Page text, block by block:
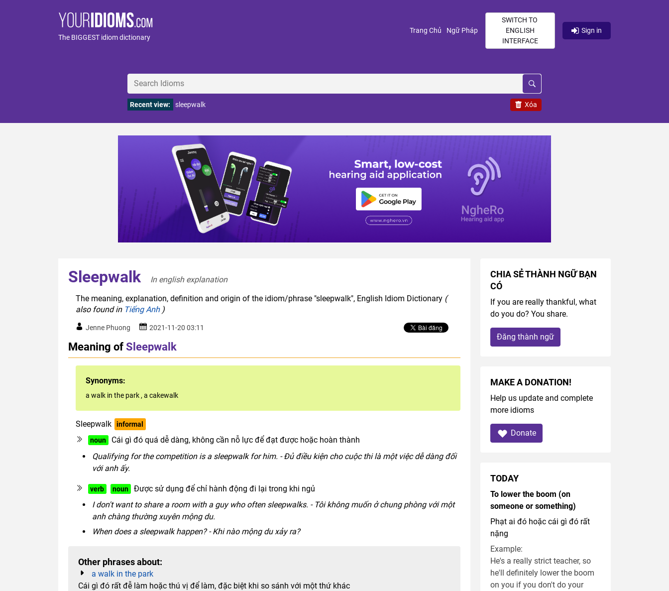
The BIGGEST idiom dictionary
Trang Chủ (current)
Ngữ Pháp(current)
SWITCH TO
ENGLISH
INTERFACE
Sign in
Xóa
Recent view: sleepwalk
Sleepwalk
In english explanation
The meaning, explanation, definition and origin of the idiom/phrase "sleepwalk", English Idiom Dictionary (
also found in Tiếng Anh)
Jenne Phuong 2021-11-20 03:11
Meaning ofSleepwalk
Synonyms:
a walk in the park , a cakewalk
Sleepwalk informal
noun
Cái gì đó quá dễ dàng, không cần nỗ lực để đạt được hoặc hoàn thành
Qualifying for the competition is a sleepwalk for him. - Đủ điều kiện cho cuộc thi là một việc dễ dàng đối
với anh ấy.
verb noun
Được sử dụng để chỉ hành động đi lại trong khi ngủ
I don't want to share a room with a guy who often sleepwalks. - Tôi không muốn ở chung phòng với một
anh chàng thường xuyên mộng du.
When does a sleepwalk happen? - Khi nào mộng du xảy ra?
Other phrases about:
a walk in the park
Cái gì đó rất đễ làm hoặc thú vị để làm, đặc biệt khi so sánh với một thứ khác
CHIA SẺ THÀNH NGỮ BẠN
CÓ
If you are really thankful, what
do you do? You share.
Đăng thành ngữ
MAKE A DONATION!
Help us update and complete
more idioms
Donate
TODAY
To lower the boom (on
someone or something)
Phạt ai đó hoặc cái gì đó rất
nặng
Example:
He's a really strict teacher, so
he'll definitely lower the boom
on you if you don't do your